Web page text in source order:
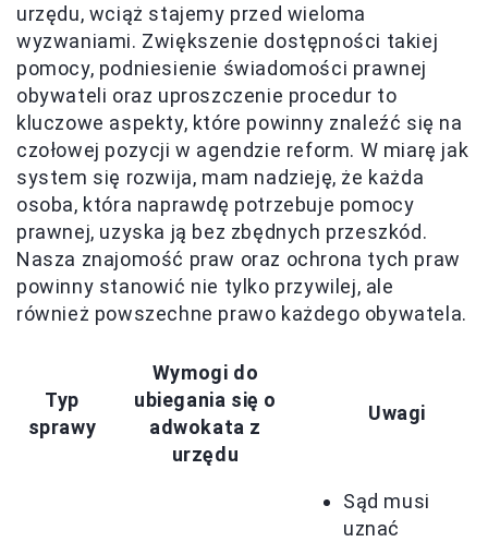
urzędu, wciąż stajemy przed wieloma
wyzwaniami. Zwiększenie dostępności takiej
pomocy, podniesienie świadomości prawnej
obywateli oraz uproszczenie procedur to
kluczowe aspekty, które powinny znaleźć się na
czołowej pozycji w agendzie reform. W miarę jak
system się rozwija, mam nadzieję, że każda
osoba, która naprawdę potrzebuje pomocy
prawnej, uzyska ją bez zbędnych przeszkód.
Nasza znajomość praw oraz ochrona tych praw
powinny stanowić nie tylko przywilej, ale
również powszechne prawo każdego obywatela.
Typ
sprawy
Wymogi do
ubiegania się o
adwokata z
urzędu
Uwagi
Sąd musi
uznać